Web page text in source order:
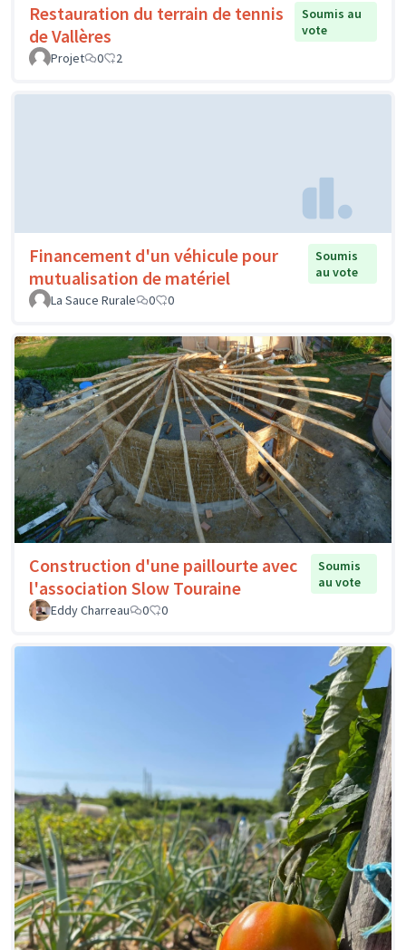
Restauration du terrain de tennis
de Vallères
Soumis au
vote
Projet
0 2
Financement d'un véhicule pour
mutualisation de matériel
Soumis
au vote
La Sauce Rurale
0 0
Construction d'une paillourte avec
l'association Slow Touraine
Soumis
au vote
Eddy Charreau
0 0